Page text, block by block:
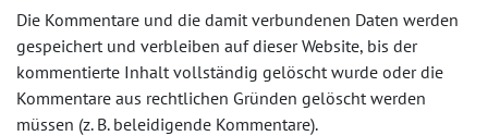
Die Kommentare und die damit verbundenen Daten werden
gespeichert und verbleiben auf dieser Website, bis der
kommentierte Inhalt vollständig gelöscht wurde oder die
Kommentare aus rechtlichen Gründen gelöscht werden
müssen (z. B. beleidigende Kommentare).